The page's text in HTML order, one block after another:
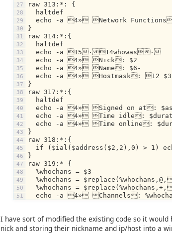
raw 313:*: {
  haltdef
echo -a 4» Network
}
raw 314:*:{
  haltdef
  echo -a 15·14whowas·
  echo -a 4» Nick: $2
  echo -a 4» Name: $6-
echo -a 4» Hostmask: 12
}
raw 317:*:{
  haltdef
echo -a 4» Signed on at:
echo -a 4» Time idle:
echo -a 4» Time online:
}
raw 318:*:{
if ($ial($address($2,2),0) > 1)
}
raw 319:* {
  %whochans = $3-
%whochans =
%whochans =
echo -a 4» Channels:
  halt
}
I have sort of modified the existing code so it
nick and storing their nickname and ip/host into a